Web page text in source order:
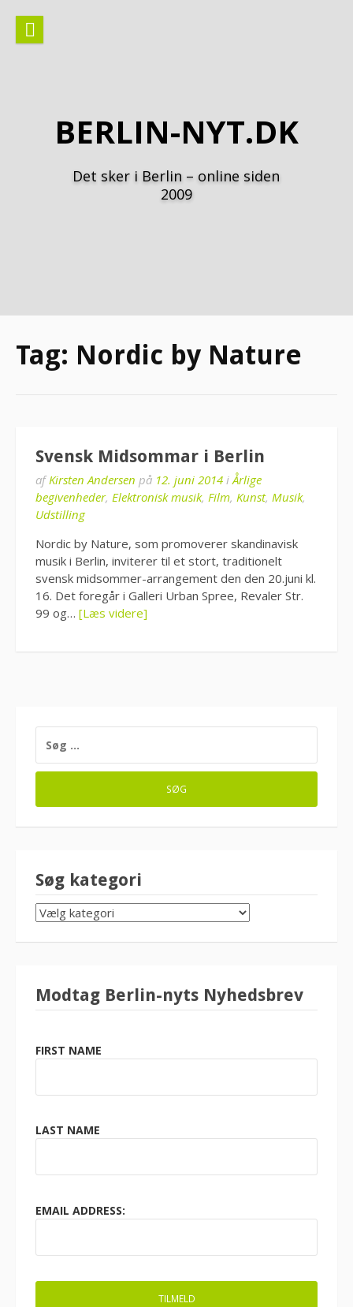
indhold
BERLIN-NYT.DK
Det sker i Berlin – online siden
2009
Tag: Nordic by Nature
Svensk Midsommar i Berlin
afKirsten Andersen på 12. juni 2014 iÅrlige
begivenheder, Elektronisk musik, Film, Kunst, Musik,
Udstilling
Nordic by Nature, som promoverer skandinavisk
musik i Berlin, inviterer til et stort, traditionelt
svensk midsommer-arrangement den den 20.juni kl.
16. Det foregår i Galleri Urban Spree, Revaler Str.
99 og… [Læs videre]
EFTER:
Søg kategori
SØG
KATEGORI
Modtag Berlin-nyts Nyhedsbrev
FIRST NAME
LAST NAME
EMAIL ADDRESS: